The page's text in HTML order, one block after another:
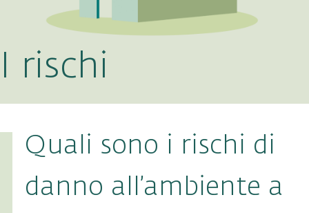
I rischi
Quali sono i rischi di
danno all’ambiente a